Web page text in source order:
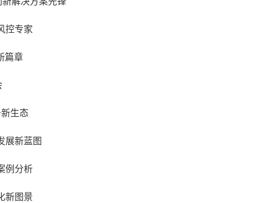
控专家
篇章
生态
展新蓝图
例分析
新图景